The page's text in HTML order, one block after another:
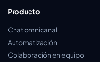
Producto
Chat omnicanal
Automatización
Colaboración en equipo